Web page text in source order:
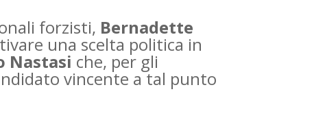
forzisti, Bernadette
una scelta politica in
Nastasi che, per gli
vincente a tal punto